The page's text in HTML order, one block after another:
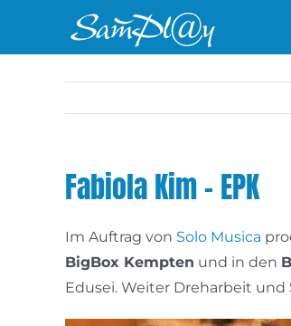
Fabiola Kim – EPK
Im Auftrag von Solo Musica
BigBox Kempten und in den
Edusei. Weiter Dreharbeit